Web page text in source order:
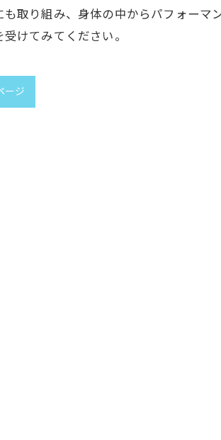
も取り組み、身体の中からパフォーマ
受けてみてください。
ージ